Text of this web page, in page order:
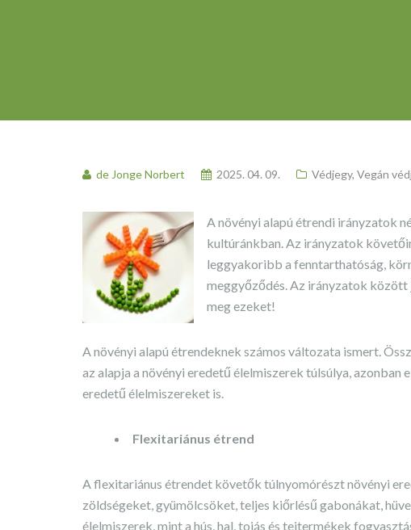
de Jonge Norbert 2025. 04. 09. Védjegy, Vegán
A növényi alapú étrendi irányzatok
kultúránkban. Az irányzatok
leggyakoribb a fenntarthatóság,
meggyőződés. Az irányzatok
meg ezeket!
A növényi alapú étrendeknek számos változata ismert.
az alapja a növényi eredetű élelmiszerek túlsúlya,
eredetű élelmiszereket is.
Flexitariánus étrend
A flexitariánus étrendet követők túlnyomórészt növényi
zöldségeket, gyümölcsöket, teljes kiőrlésű gabonákat,
élelmiszerek, mint a hús, hal, tojás és tejtermékek